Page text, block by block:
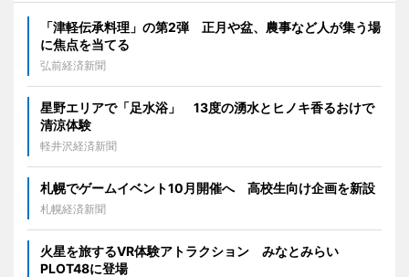
「津軽伝承料理」の第2弾 正月や盆、農事など人が集う場
に焦点を当てる
弘前経済新聞
星野エリアで「足水浴」 13度の湧水とヒノキ香るおけで
清涼体験
軽井沢経済新聞
札幌でゲームイベント10月開催へ 高校生向け企画を新設
札幌経済新聞
火星を旅するVR体験アトラクション みなとみらい
PLOT48に登場